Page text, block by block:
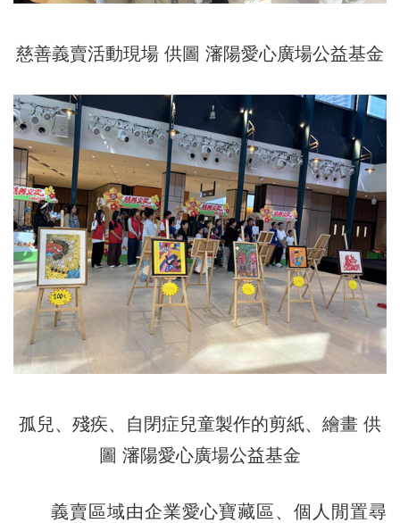
慈善義賣活動現場 供圖 瀋陽愛心廣場公益基金
孤兒、殘疾、自閉症兒童製作的剪紙、繪畫 供
圖 瀋陽愛心廣場公益基金
義賣區域由企業愛心寶藏區、個人閒置尋